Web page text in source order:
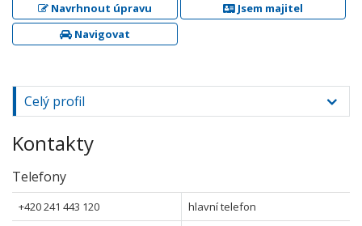
Navrhnout úpravu
Jsem majitel
Navigovat
Celý profil
Kontakty
Telefony
+420 241 443 120
hlavní telefon